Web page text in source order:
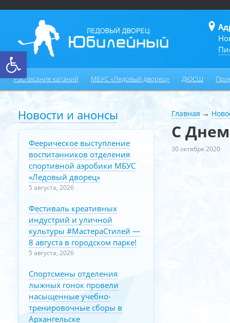
Открыть панель инструментов
Расписание катаний МБУС «Ледовый дворец» ДЮСШ
Главная →
С
30 октября 2020
Новости и анонсы
Феерическое выступление
воспитанников отделения
спортивной аэробики МБУС
«Ледовый дворец»
5 августа, 2026
Фестиваль креативных
индустрий и уличной
культуры #МастераСтилей —
8 августа в городском парке!
5 августа, 2026
Спортсмены отделения
лыжных гонок провели
насыщенные учебно-
тренировочные сборы в
Архангельске